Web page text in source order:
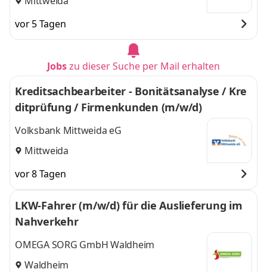
vor 5 Tagen
Jobszu dieser Suche per Mail erhalten
Kreditsachbearbeiter - Bonitätsanalyse / Kre
ditprüfung / Firmenkunden (m/w/d)
Volksbank Mittweida eG
Mittweida
vor 8 Tagen
LKW-Fahrer (m/w/d) für die Auslieferung im
Nahverkehr
OMEGA SORG GmbH Waldheim
Waldheim